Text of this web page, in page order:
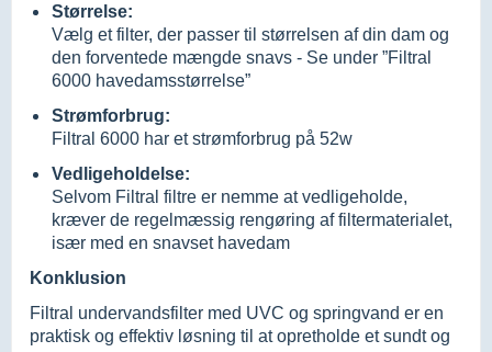
Størrelse:
Vælg et filter, der passer til størrelsen af din dam og
den forventede mængde snavs - Se under ”Filtral
6000 havedamsstørrelse”
Strømforbrug:
Filtral 6000 har et strømforbrug på 52w
Vedligeholdelse:
Selvom Filtral filtre er nemme at vedligeholde,
kræver de regelmæssig rengøring af filtermaterialet,
især med en snavset havedam
Konklusion
Filtral undervandsfilter med UVC og springvand er en
praktisk og effektiv løsning til at opretholde et sundt og